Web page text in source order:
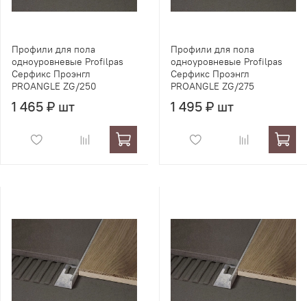
Профили для пола
одноуровневые Profilpas
Серфикс Проэнгл
PROANGLE ZG/250
1 465 ₽ шт
Профили для пола
одноуровневые Profilpas
Серфикс Проэнгл
PROANGLE ZG/275
1 495 ₽ шт